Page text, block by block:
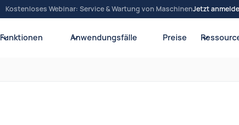
Kostenloses Webinar: Service & Wartung von MaschinenJetzt
Funktionen Anwendungsfälle Preise